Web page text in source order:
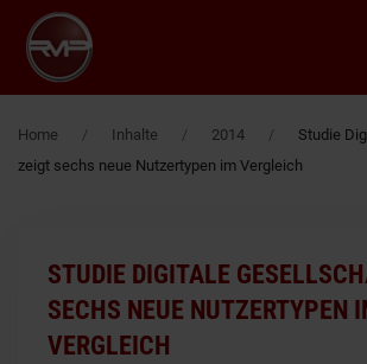
Zum Hauptinhalt springen
Home Inhalte 2014
Studie
zeigt sechs neue Nutzertypen im Vergleich
STUDIE DIGITALE
SECHS NEUE NUTZERTYPEN
VERGLEICH